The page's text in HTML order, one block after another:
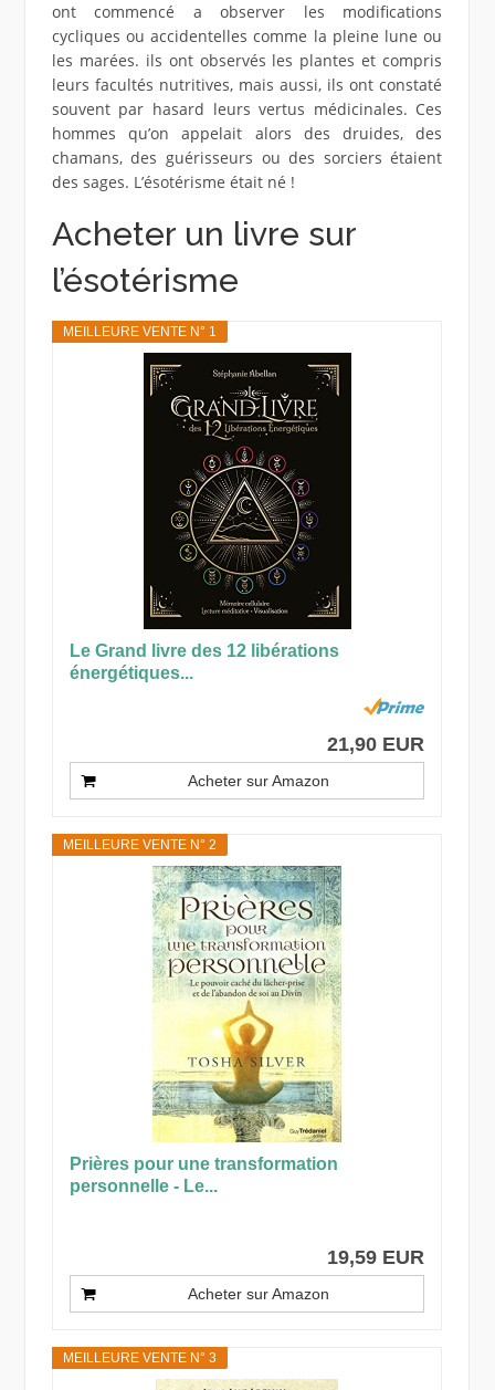
ont commencé a observer les modifications
cycliques ou accidentelles comme la pleine lune ou
les marées. ils ont observés les plantes et compris
leurs facultés nutritives, mais aussi, ils ont constaté
souvent par hasard leurs vertus médicinales. Ces
hommes qu’on appelait alors des druides, des
chamans, des guérisseurs ou des sorciers étaient
des sages. L’ésotérisme était né !
Acheter un livre sur
l’ésotérisme
MEILLEURE VENTE N° 1
Le Grand livre des 12 libérations
énergétiques...
21,90 EUR
Acheter sur Amazon
MEILLEURE VENTE N° 2
Prières pour une transformation
personnelle - Le...
19,59 EUR
Acheter sur Amazon
MEILLEURE VENTE N° 3